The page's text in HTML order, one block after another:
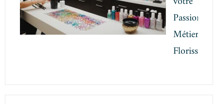
Passion en
Métier
Florissant